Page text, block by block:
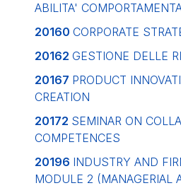
ABILITA'
20160 CORPORATE
20162 GESTIONE DELLE
20167 PRODUCT
CREATION
20172 SEMINAR ON
COMPETENCES
20196 INDUSTRY AND
MODULE 2 (MANAGERIAL